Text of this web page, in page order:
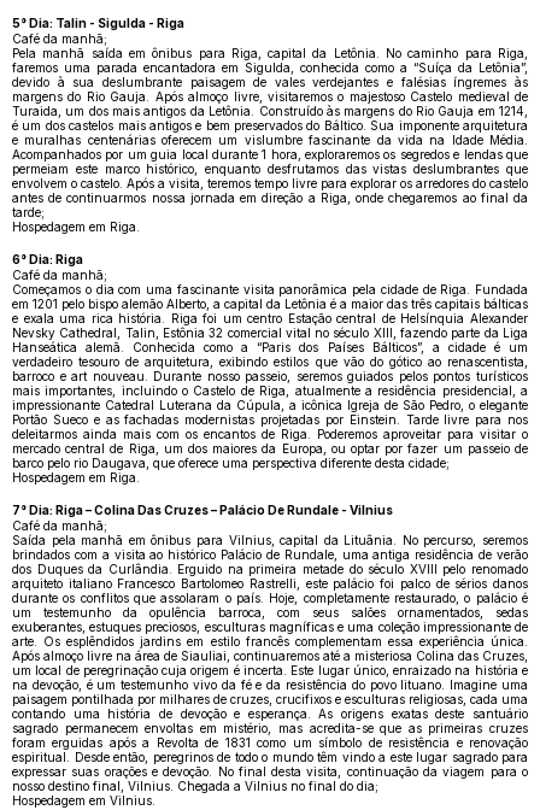
5° Dia: Talin - Sigulda - Riga
Café da manhã;
Pela manhã saída em ônibus para Riga, capital da Letônia. No caminho para Riga,
faremos uma parada encantadora em Sigulda, conhecida como a “Suíça da Letônia”,
devido à sua deslumbrante paisagem de vales verdejantes e falésias íngremes às
margens do Rio Gauja. Após almoço livre, visitaremos o majestoso Castelo medieval de
Turaida, um dos mais antigos da Letônia. Construído às margens do Rio Gauja em 1214,
é um dos castelos mais antigos e bem preservados do Báltico. Sua imponente arquitetura
e muralhas centenárias oferecem um vislumbre fascinante da vida na Idade Média.
Acompanhados por um guia local durante 1 hora, exploraremos os segredos e lendas que
permeiam este marco histórico, enquanto desfrutamos das vistas deslumbrantes que
envolvem o castelo. Após a visita, teremos tempo livre para explorar os arredores do castelo
antes de continuarmos nossa jornada em direção a Riga, onde chegaremos ao final da
tarde;
Hospedagem em Riga.
6° Dia: Riga
Café da manhã;
Começamos o dia com uma fascinante visita panorâmica pela cidade de Riga. Fundada
em 1201 pelo bispo alemão Alberto, a capital da Letônia é a maior das três capitais bálticas
e exala uma rica história. Riga foi um centro Estação central de Helsínquia Alexander
Nevsky Cathedral, Talin, Estônia 32 comercial vital no século XIII, fazendo parte da Liga
Hanseática alemã. Conhecida como a “Paris dos Países Bálticos”, a cidade é um
verdadeiro tesouro de arquitetura, exibindo estilos que vão do gótico ao renascentista,
barroco e art nouveau. Durante nosso passeio, seremos guiados pelos pontos turísticos
mais importantes, incluindo o Castelo de Riga, atualmente a residência presidencial, a
impressionante Catedral Luterana da Cúpula, a icônica Igreja de São Pedro, o elegante
Portão Sueco e as fachadas modernistas projetadas por Einstein. Tarde livre para nos
deleitarmos ainda mais com os encantos de Riga. Poderemos aproveitar para visitar o
mercado central de Riga, um dos maiores da Europa, ou optar por fazer um passeio de
barco pelo rio Daugava, que oferece uma perspectiva diferente desta cidade;
Hospedagem em Riga.
7° Dia: Riga – Colina Das Cruzes – Palácio De Rundale - Vilnius
Café da manhã;
Saída pela manhã em ônibus para Vilnius, capital da Lituânia. No percurso, seremos
brindados com a visita ao histórico Palácio de Rundale, uma antiga residência de verão
dos Duques da Curlândia. Erguido na primeira metade do século XVIII pelo renomado
arquiteto italiano Francesco Bartolomeo Rastrelli, este palácio foi palco de sérios danos
durante os conflitos que assolaram o país. Hoje, completamente restaurado, o palácio é
um testemunho da opulência barroca, com seus salões ornamentados, sedas
exuberantes, estuques preciosos, esculturas magníficas e uma coleção impressionante de
arte. Os esplêndidos jardins em estilo francês complementam essa experiência única.
Após almoço livre na área de Siauliai, continuaremos até a misteriosa Colina das Cruzes,
um local de peregrinação cuja origem é incerta. Este lugar único, enraizado na história e
na devoção, é um testemunho vivo da fé e da resistência do povo lituano. Imagine uma
paisagem pontilhada por milhares de cruzes, crucifixos e esculturas religiosas, cada uma
contando uma história de devoção e esperança. As origens exatas deste santuário
sagrado permanecem envoltas em mistério, mas acredita-se que as primeiras cruzes
foram erguidas após a Revolta de 1831 como um símbolo de resistência e renovação
espiritual. Desde então, peregrinos de todo o mundo têm vindo a este lugar sagrado para
expressar suas orações e devoção. No final desta visita, continuação da viagem para o
nosso destino final, Vilnius. Chegada a Vilnius no final do dia;
Hospedagem em Vilnius.